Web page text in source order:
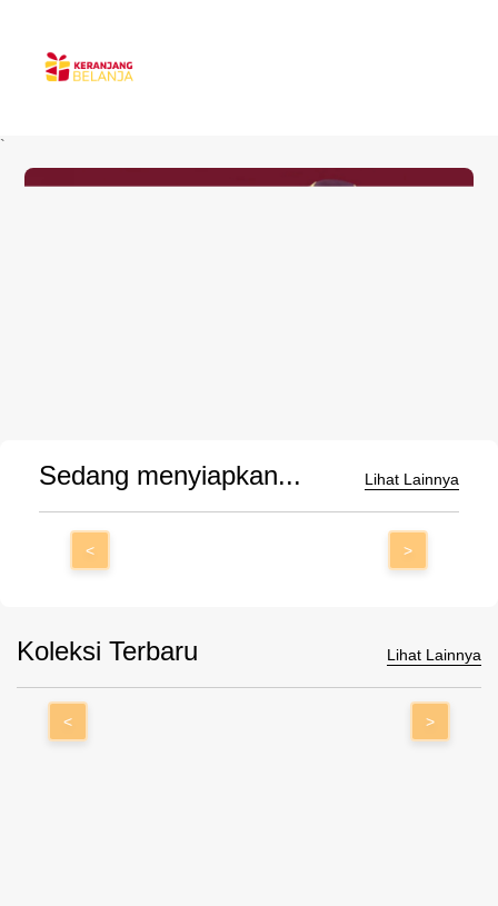
`
Sedang menyiapkan... Lihat Lainnya
< >
Koleksi Terbaru Lihat Lainnya
< >